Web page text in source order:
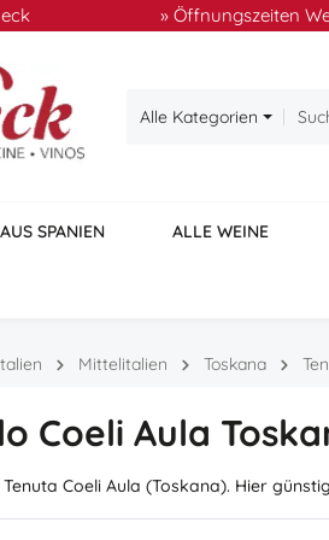
» Öffnungszeiten
Alle Kategorien
SPANIEN ALLE WEINE
Mittelitalien Toskana
Coeli Aula
Coeli Aula (Toskana). Hier